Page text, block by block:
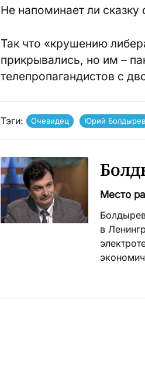
Не напоминает ли
Так что «крушению
прикрывались, но им –
телепропагандистов с
Тэги: Очевидец Юрий Болдырев
Место
в